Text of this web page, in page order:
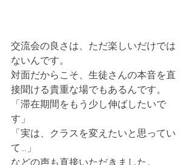
交流会の良さは、ただ楽しいだけでは
ないんです。
対面だからこそ、生徒さんの本音を直
接聞ける貴重な場でもあるんです。
「滞在期間をもう少し伸ばしたいで
す」
「実は、クラスを変えたいと思ってい
て…」